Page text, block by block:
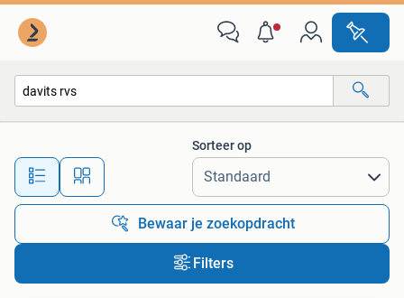
Alle afstanden…
Sorteer op
Bewaar je zoekopdracht
Filters